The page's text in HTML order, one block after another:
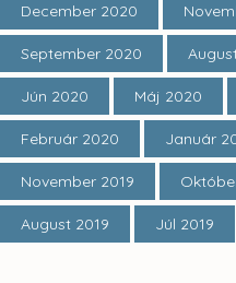
December 2020
September 2020
Jún 2020 Máj 2020
Február 2020 Január
November 2019
August 2019 Júl 2019